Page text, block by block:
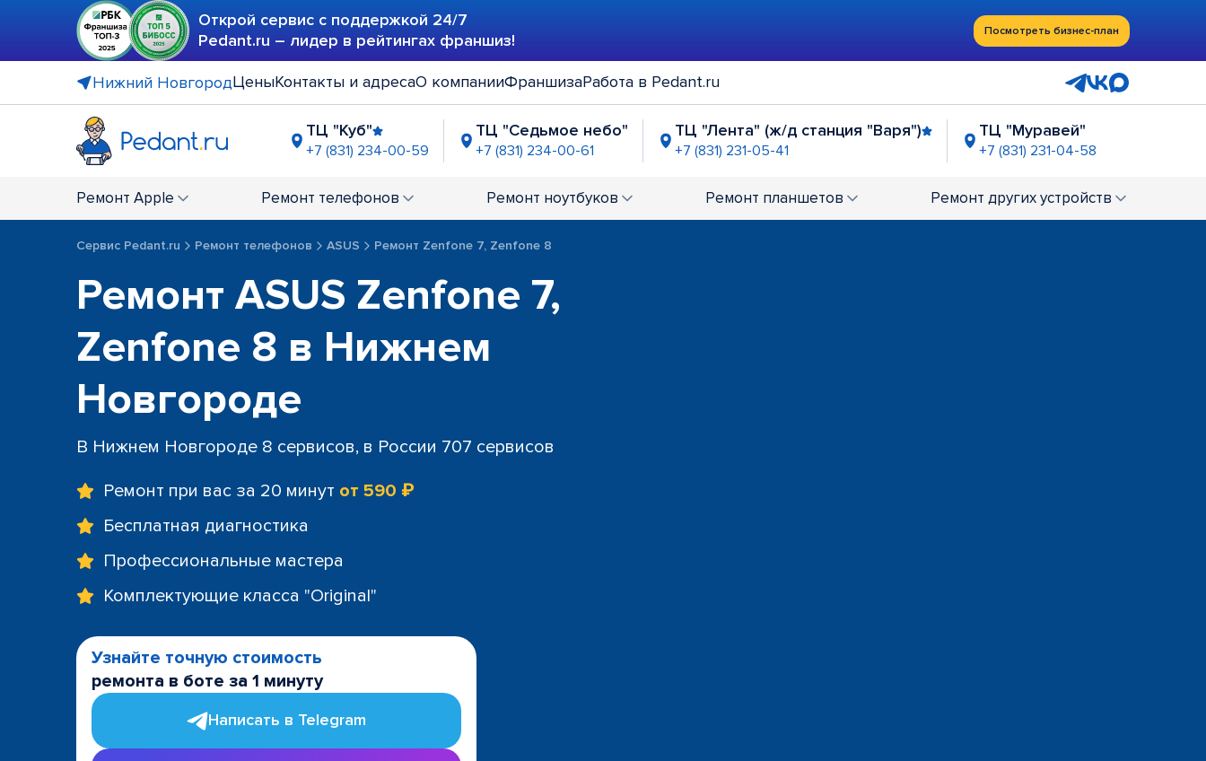
Открой сервис с поддержкой 24/7
Pedant.ru – лидер в рейтингах франшиз!
Посмотреть бизнес-план
Нижний НовгородЦеныКонтакты и адресаО компанииФраншизаРабота в Pedant.ru
ТЦ "Куб"
+7 (831) 234-00-59
ТЦ "Седьмое небо"
+7 (831) 234-00-61
ТЦ "Лента" (ж/д станция "Варя")
+7 (831) 231-05-41
ТЦ "Муравей"
+7 (831) 231-04-58
+7 (831) 238-96-13 +7 (831) 234-00-58 +7 (831) 234-00-62 +7 (831) 214-90-76
Ремонт Apple Ремонт телефонов Ремонт ноутбуков Ремонт планшетов Ремонт других устройств
Сервис Pedant.ru Ремонт телефонов ASUS Ремонт Zenfone 7, Zenfone 8
Ремонт ASUS Zenfone 7,
Zenfone 8 в Нижнем
Новгороде
В Нижнем Новгороде 8 сервисов, в России 707 сервисов
Ремонт при вас за 20 минут от 590 ₽
Бесплатная диагностика
Профессиональные мастера
Комплектующие класса "Original"
Узнайте точную стоимость
ремонта в боте за 1 минуту
Написать в Telegram